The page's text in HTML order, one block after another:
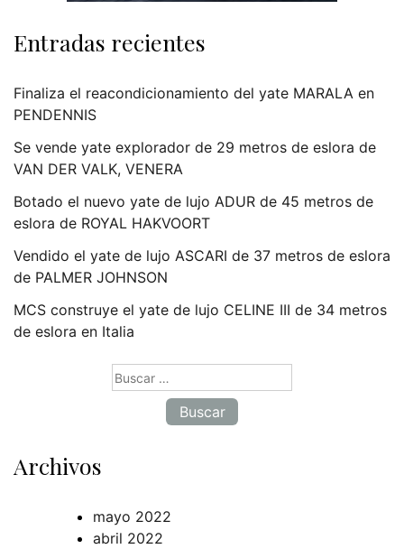
Entradas recientes
Finaliza el reacondicionamiento del yate MARALA en
PENDENNIS
Se vende yate explorador de 29 metros de eslora de
VAN DER VALK, VENERA
Botado el nuevo yate de lujo ADUR de 45 metros de
eslora de ROYAL HAKVOORT
Vendido el yate de lujo ASCARI de 37 metros de eslora
de PALMER JOHNSON
MCS construye el yate de lujo CELINE III de 34 metros
de eslora en Italia
Archivos
mayo 2022
abril 2022